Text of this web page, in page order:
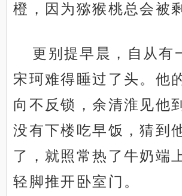
橙，因为猕猴桃总会被
更别提早晨，自从有
宋珂难得睡过了头。他
向不反锁，余清淮见他
没有下楼吃早饭，猜到
了，就照常热了牛奶端
轻脚推开卧室门。